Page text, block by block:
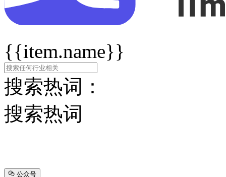
{{item.name}}
搜索热词：
搜索热词
公众号